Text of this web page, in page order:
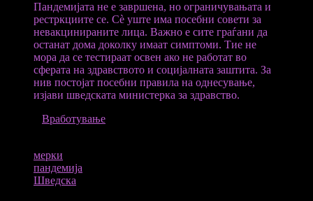
Пандемијата не е завршена, но ограничувањата и
рестркциите се. Сè уште има посебни совети за
невакцинираните лица. Важно е сите граѓани да
останат дома доколку имаат симптоми. Тие не
мора да се тестираат освен ако не работат во
сферата на здравството и социјалната заштита. За
нив постојат посебни правила на однесување,
изјави шведската министерка за здравство.
Вработување
мерки
пандемија
Шведска